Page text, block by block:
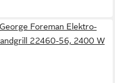
George Foreman Elektro-
22460-56, 2400 W